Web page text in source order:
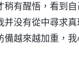
稍有醒悟，看到
并没有從中尋求
備越來越加重，